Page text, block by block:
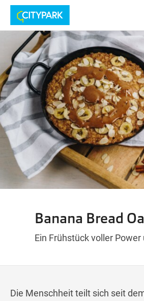
Montag
MONTAG
Dienstag
DIENSTAG
Mittwoch
MITTWOCH
Donnerstag
DONNERSTAG
Freitag
FREITAG
Samstag
SAMSTAG
Banana Bread
Ein Frühstück voller Power
Die Menschheit teilt sich seit